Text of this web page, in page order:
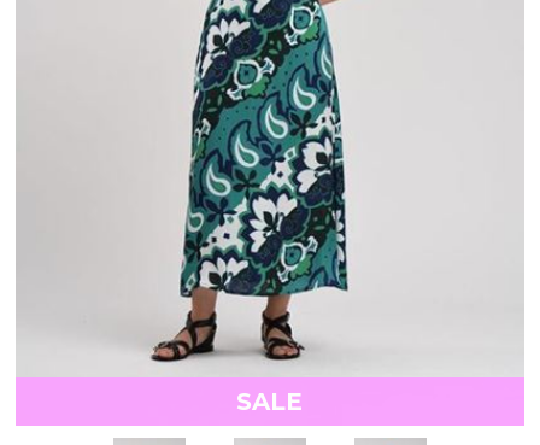
SALE